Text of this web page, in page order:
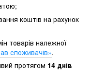
коштів на рахунок
товарів належної
споживачів».
протягом 14 днів